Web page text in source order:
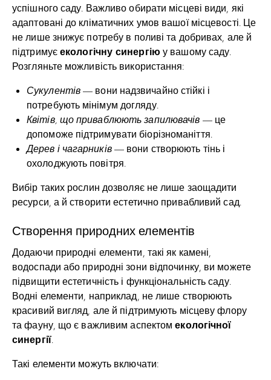
успішного саду. Важливо обирати місцеві види, які
адаптовані до кліматичних умов вашої місцевості. Це
не лише знижує потребу в поливі та добривах, але й
підтримує екологічну синергію у вашому саду.
Розгляньте можливість використання:
Сукулентів — вони надзвичайно стійкі і
потребують мінімум догляду.
Квітів, що приваблюють запилювачів — це
допоможе підтримувати біорізноманіття.
Дерев і чагарників— вони створюють тінь і
охолоджують повітря.
Вибір таких рослин дозволяє не лише заощадити
ресурси, а й створити естетично привабливий сад.
Створення природних елементів
Додаючи природні елементи, такі як камені,
водоспади або природні зони відпочинку, ви можете
підвищити естетичність і функціональність саду.
Водні елементи, наприклад, не лише створюють
красивий вигляд, але й підтримують місцеву флору
та фауну, що є важливим аспектомекологічної
синергії.
Такі елементи можуть включати: